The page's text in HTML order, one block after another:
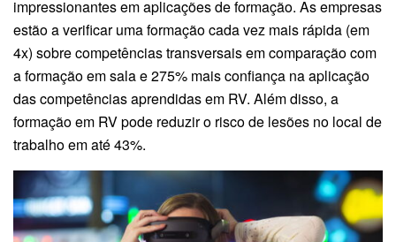
impressionantes em aplicações de formação. As empresas
estão a verificar uma formação cada vez mais rápida (em
4x) sobre competências transversais em comparação com
a formação em sala e 275% mais confiança na aplicação
das competências aprendidas em RV. Além disso, a
formação em RV pode reduzir o risco de lesões no local de
trabalho em até 43%.